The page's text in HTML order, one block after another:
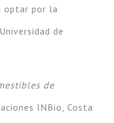
optar por la
de
de
INBio, Costa